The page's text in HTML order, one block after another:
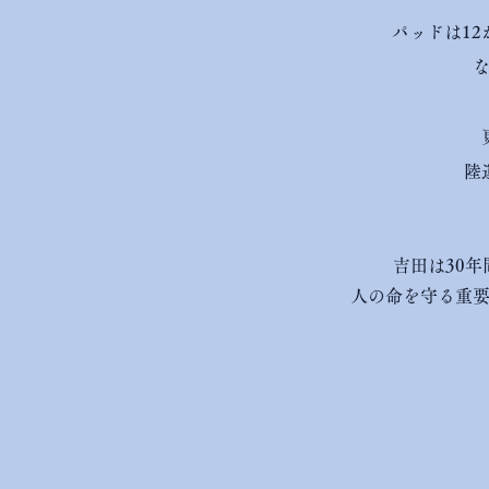
パッドは12
陸
吉田は30年
人の命を守る重